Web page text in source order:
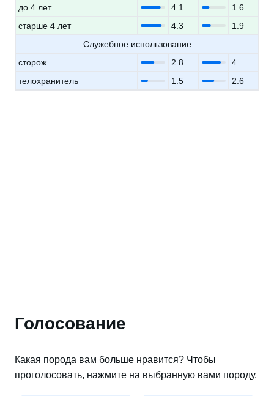
до 4 лет
4.1
1.6
старше 4 лет
4.3
1.9
Служебное использование
сторож
2.8
4
телохранитель
1.5 2.6
Голосование
Какая порода вам больше нравится? Чтобы
проголосовать, нажмите на выбранную вами породу.